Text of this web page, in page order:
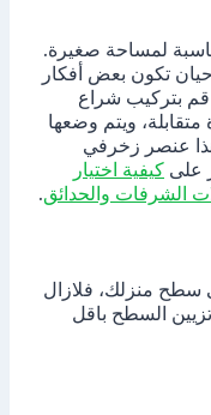
لمساحة صغيرة.
تكون بعض أفكار
قم بتركيب شراع
متقابلة، ويتم وضعها
عنصر زخرفي
على كيفية اختيار
الشرفات والحدائق.
منزلك، فلازال
السطح باقل